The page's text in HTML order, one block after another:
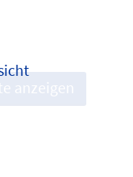
anzeigen